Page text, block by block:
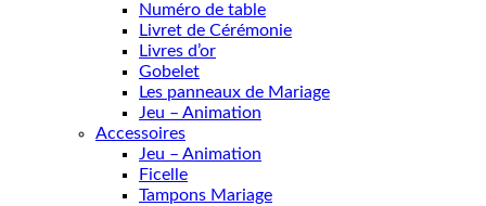
Numéro de table
Livret de Cérémonie
Livres d’or
Gobelet
Les panneaux de Mariage
Jeu – Animation
Accessoires
Jeu – Animation
Ficelle
Tampons Mariage